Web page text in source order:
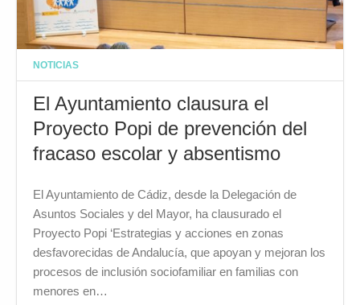
NOTICIAS
El Ayuntamiento clausura el
Proyecto Popi de prevención del
fracaso escolar y absentismo
El Ayuntamiento de Cádiz, desde la Delegación de
Asuntos Sociales y del Mayor, ha clausurado el
Proyecto Popi ‘Estrategias y acciones en zonas
desfavorecidas de Andalucía, que apoyan y mejoran los
procesos de inclusión sociofamiliar en familias con
menores en…